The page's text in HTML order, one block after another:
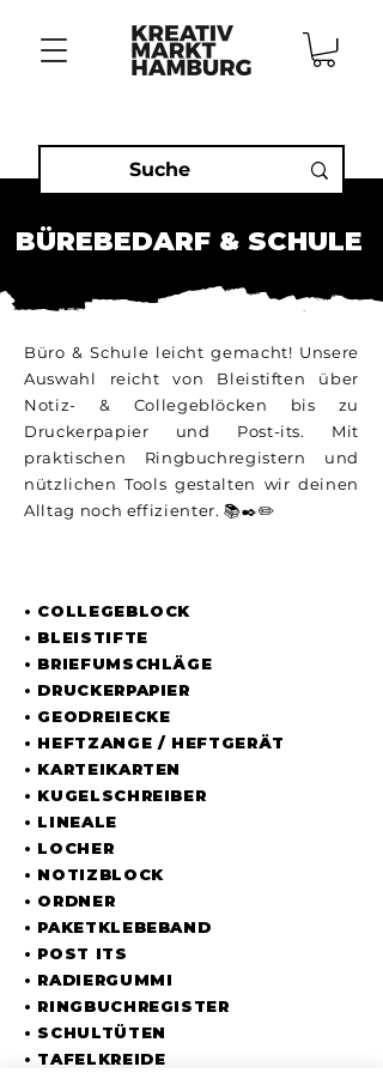
BÜREBEDARF & SCHULE
Büro & Schule leicht gemacht! Unsere
Auswahl reicht von Bleistiften über
Notiz- & Collegeblöcken bis zu
Druckerpapier und Post-its. Mit
praktischen Ringbuchregistern und
nützlichen Tools gestalten wir deinen
Alltag noch effizienter. 📚✒️✏️
• COLLEGEBLOCK
• BLEISTIFTE
• BRIEFUMSCHLÄGE
• DRUCKERPAPIER
• GEODREIECKE
• HEFTZANGE / HEFTGERÄT
• KARTEIKARTEN
• KUGELSCHREIBER
• LINEALE
• LOCHER
• NOTIZBLOCK
• ORDNER
• PAKETKLEBEBAND
• POST ITS
• RADIERGUMMI
• RINGBUCHREGISTER
• SCHULTÜTEN
• TAFELKREIDE